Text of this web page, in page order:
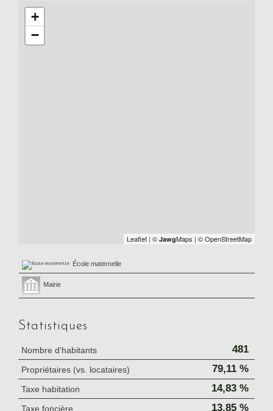
+
−
Leaflet | © JawgMaps | © OpenStreetMap
École maternelle
Mairie
Statistiques
Nombre d'habitants 481
Propriétaires (vs. locataires) 79,11 %
Taxe habitation 14,83 %
Taxe foncière 13,85 %